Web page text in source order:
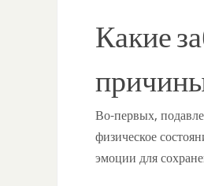
Какие
Во-первых,
физическое
эмоции для